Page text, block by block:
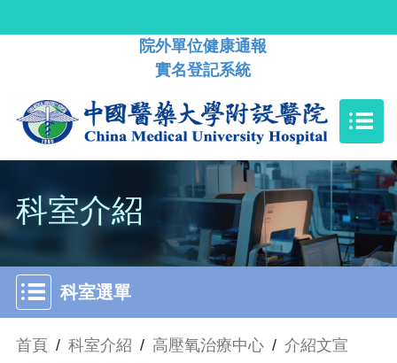
院外單位健康通報
實名登記系統
科室介紹
科室選單
首頁 / 科室介紹 / 高壓氧治療中心 / 介紹文宣